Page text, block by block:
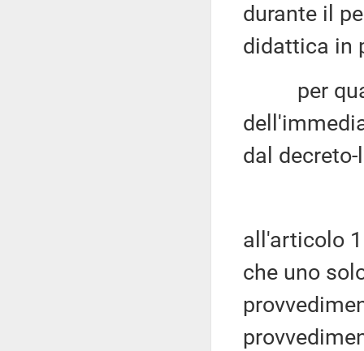
durante il
didattica in
per
dal
all'articolo
che uno